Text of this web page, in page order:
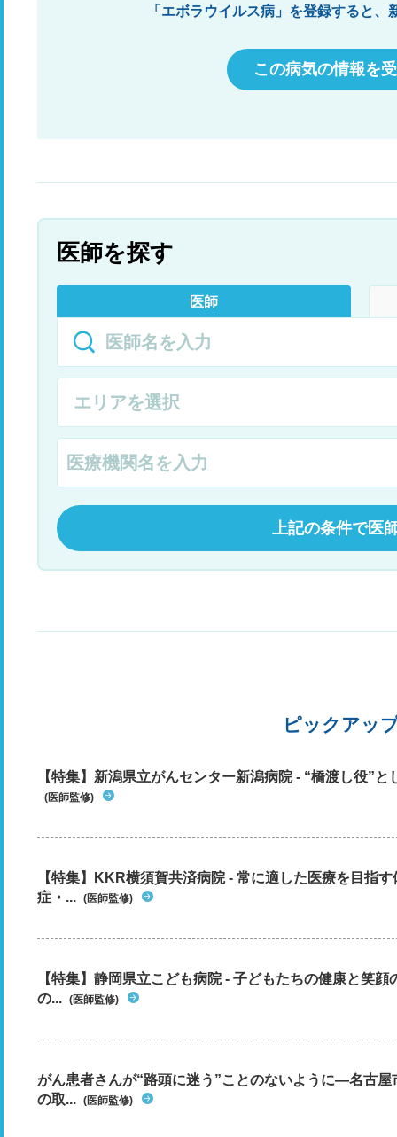
「エボラウイルス病」を登録すると
この病気の情報を
医師を探す
医師
上記の条件で医
ピックアッ
【特集】新潟県立がんセンター新潟病院 - “橋渡し役”
(医師監修)
【特集】KKR横須賀共済病院 - 常に適した医療を目指
症・... (医師監修)
【特集】静岡県立こども病院 - 子どもたちの健康と笑
の... (医師監修)
がん患者さんが“路頭に迷う”ことのないように―名古
の取... (医師監修)